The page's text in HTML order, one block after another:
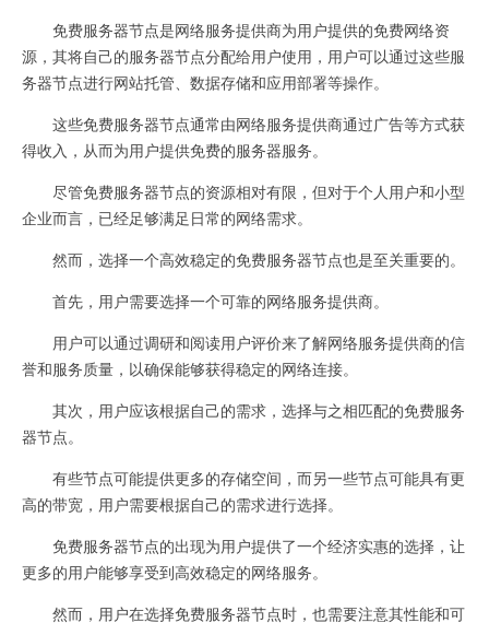
免费服务器节点是网络服务提供商为用户提供的免费网络资
源，其将自己的服务器节点分配给用户使用，用户可以通过这些服
务器节点进行网站托管、数据存储和应用部署等操作。
这些免费服务器节点通常由网络服务提供商通过广告等方式获
得收入，从而为用户提供免费的服务器服务。
尽管免费服务器节点的资源相对有限，但对于个人用户和小型
企业而言，已经足够满足日常的网络需求。
然而，选择一个高效稳定的免费服务器节点也是至关重要的。
首先，用户需要选择一个可靠的网络服务提供商。
用户可以通过调研和阅读用户评价来了解网络服务提供商的信
誉和服务质量，以确保能够获得稳定的网络连接。
其次，用户应该根据自己的需求，选择与之相匹配的免费服务
器节点。
有些节点可能提供更多的存储空间，而另一些节点可能具有更
高的带宽，用户需要根据自己的需求进行选择。
免费服务器节点的出现为用户提供了一个经济实惠的选择，让
更多的用户能够享受到高效稳定的网络服务。
然而，用户在选择免费服务器节点时，也需要注意其性能和可